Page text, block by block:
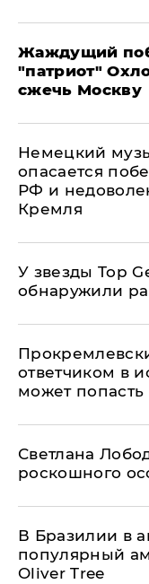
Жаждущий
"патриот"
сжечь Москву
Немецкий
опасается
РФ и
Кремля
У звезды Top
обнаружили
ответчиком в
может
Светлана
роскошного
В Бразилии в
популярный
Oliver Tree